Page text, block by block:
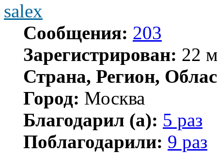
salex
Сообщения: 203
Зарегистрирован: 22
Страна, Регион,
Город: Москва
Благодарил (а): 5 раз
Поблагодарили: 9 раз